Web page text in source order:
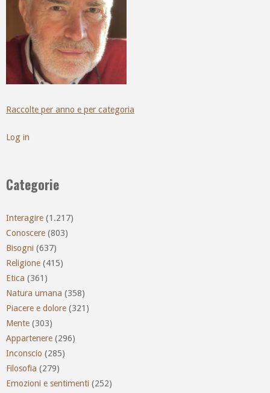
Raccolte per anno e per categoria
Log in
Categorie
Interagire (1.217)
Conoscere (803)
Bisogni (637)
Religione (415)
Etica (361)
Natura umana (358)
Piacere e dolore (321)
Mente (303)
Appartenere (296)
Inconscio (285)
Filosofia (279)
Emozioni e sentimenti (252)